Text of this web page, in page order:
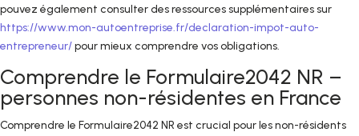
pouvez également consulter des ressources supplémentaires sur
https://www.mon-autoentreprise.fr/declaration-impot-auto-
entrepreneur/pour mieux comprendre vos obligations.
Comprendre le Formulaire2042 NR –
personnes non-résidentes en France
Comprendre le Formulaire2042 NR est crucial pour les non-résidents